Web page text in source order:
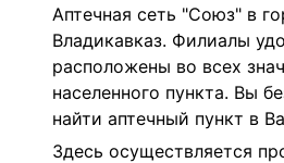
Аптечная сеть "Союз" в
Владикавказ. Филиалы
расположены во всех
населенного пункта. Вы
найти аптечный пункт в
Здесь осуществляется